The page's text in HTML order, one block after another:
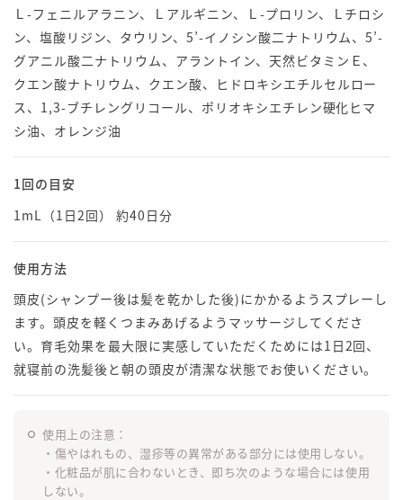
Ｌ-フェニルアラニン、Ｌアルギニン、Ｌ-プロリン、Ｌチロシ
ン、塩酸リジン、タウリン、5’-イノシン酸二ナトリウム、5’-
グアニル酸二ナトリウム、アラントイン、天然ビタミンＥ、
クエン酸ナトリウム、クエン酸、ヒドロキシエチルセルロー
ス、1,3-ブチレングリコール、ポリオキシエチレン硬化ヒマ
シ油、オレンジ油
1回の目安
1mL（1日2回） 約40日分
使用方法
頭皮(シャンプー後は髪を乾かした後)にかかるようスプレーし
ます。頭皮を軽くつまみあげるようマッサージしてくださ
い。育毛効果を最大限に実感していただくためには1日2回、
就寝前の洗髪後と朝の頭皮が清潔な状態でお使いください。
使用上の注意：
・傷やはれもの、湿疹等の異常がある部分には使用しない。
・化粧品が肌に合わないとき、即ち次のような場合には使用
しない。